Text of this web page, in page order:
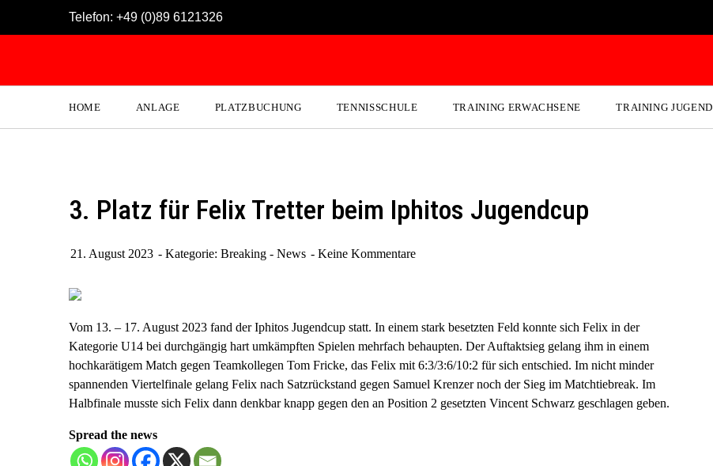
Telefon: +49 (0)89 6121326
HOME ANLAGE PLATZBUCHUNG TENNISSCHULE TRAINING ERWACHSENE TRAINING JUGEND
3. Platz für Felix Tretter beim Iphitos Jugendcup
21. August 2023 Kategorie: Breaking - News Keine Kommentare
Vom 13. – 17. August 2023 fand der Iphitos Jugendcup statt. In einem stark besetzten Feld konnte sich Felix in der
Kategorie U14 bei durchgängig hart umkämpften Spielen mehrfach behaupten. Der Auftaktsieg gelang ihm in einem
hochkarätigem Match gegen Teamkollegen Tom Fricke, das Felix mit 6:3/3:6/10:2 für sich entschied. Im nicht minder
spannenden Viertelfinale gelang Felix nach Satzrückstand gegen Samuel Krenzer noch der Sieg im Matchtiebreak. Im
Halbfinale musste sich Felix dann denkbar knapp gegen den an Position 2 gesetzten Vincent Schwarz geschlagen geben.
Spread the news